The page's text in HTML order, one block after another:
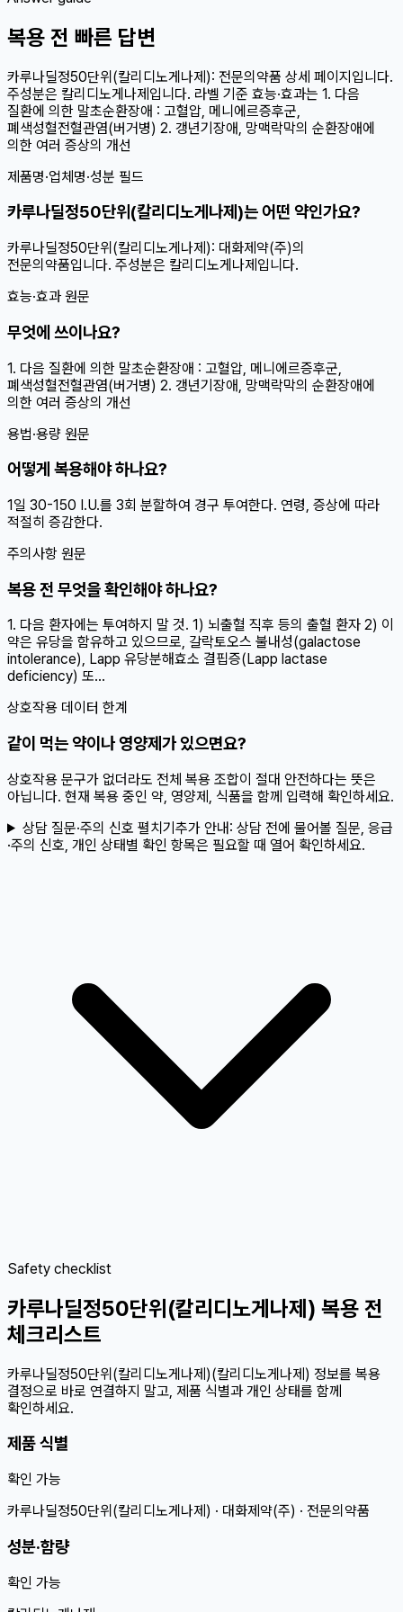
복용 전 빠른 답변
카루나딜정50단위(칼리디노게나제): 전문의약품 상세 페이지입니다.
주성분은 칼리디노게나제입니다. 라벨 기준 효능·효과는 1. 다음
질환에 의한 말초순환장애 : 고혈압, 메니에르증후군,
폐색성혈전혈관염(버거병) 2. 갱년기장애, 망맥락막의 순환장애에
의한 여러 증상의 개선
제품명·업체명·성분 필드
카루나딜정50단위(칼리디노게나제)는 어떤 약인가요?
카루나딜정50단위(칼리디노게나제): 대화제약(주)의
전문의약품입니다. 주성분은 칼리디노게나제입니다.
효능·효과 원문
무엇에 쓰이나요?
1. 다음 질환에 의한 말초순환장애 : 고혈압, 메니에르증후군,
폐색성혈전혈관염(버거병) 2. 갱년기장애, 망맥락막의 순환장애에
의한 여러 증상의 개선
용법·용량 원문
어떻게 복용해야 하나요?
1일 30-150 I.U.를 3회 분할하여 경구 투여한다. 연령, 증상에 따라
적절히 증감한다.
주의사항 원문
복용 전 무엇을 확인해야 하나요?
1. 다음 환자에는 투여하지 말 것. 1) 뇌출혈 직후 등의 출혈 환자 2) 이
약은 유당을 함유하고 있으므로, 갈락토오스 불내성(galactose
intolerance), Lapp 유당분해효소 결핍증(Lapp lactase
deficiency) 또...
상호작용 데이터 한계
같이 먹는 약이나 영양제가 있으면요?
상호작용 문구가 없더라도 전체 복용 조합이 절대 안전하다는 뜻은
아닙니다. 현재 복용 중인 약, 영양제, 식품을 함께 입력해 확인하세요.
상담 질문·주의 신호 펼치기추가 안내: 상담 전에 물어볼 질문, 응급
·주의 신호, 개인 상태별 확인 항목은 필요할 때 열어 확인하세요.
Safety checklist
카루나딜정50단위(칼리디노게나제) 복용 전
체크리스트
카루나딜정50단위(칼리디노게나제)(칼리디노게나제) 정보를 복용
결정으로 바로 연결하지 말고, 제품 식별과 개인 상태를 함께
확인하세요.
제품 식별
확인 가능
카루나딜정50단위(칼리디노게나제) · 대화제약(주) · 전문의약품
성분·함량
확인 가능